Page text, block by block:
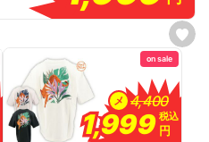
s
e
on sale
メ 4,400
4,400
1,999
1,999 税込
税込
円
円